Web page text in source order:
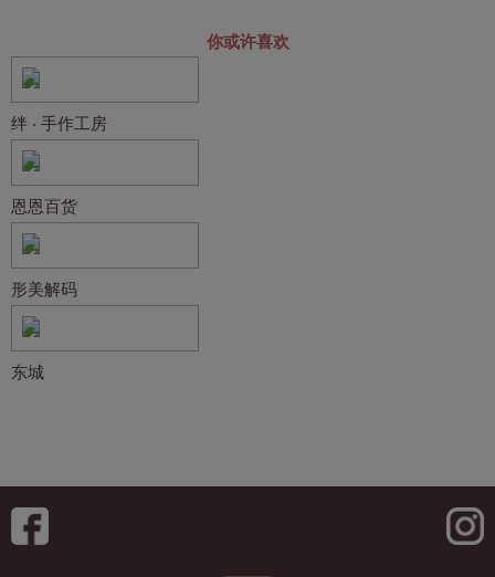
你或许喜欢
绊 ‧ 手作工房
恩恩百货
形美解码
东城